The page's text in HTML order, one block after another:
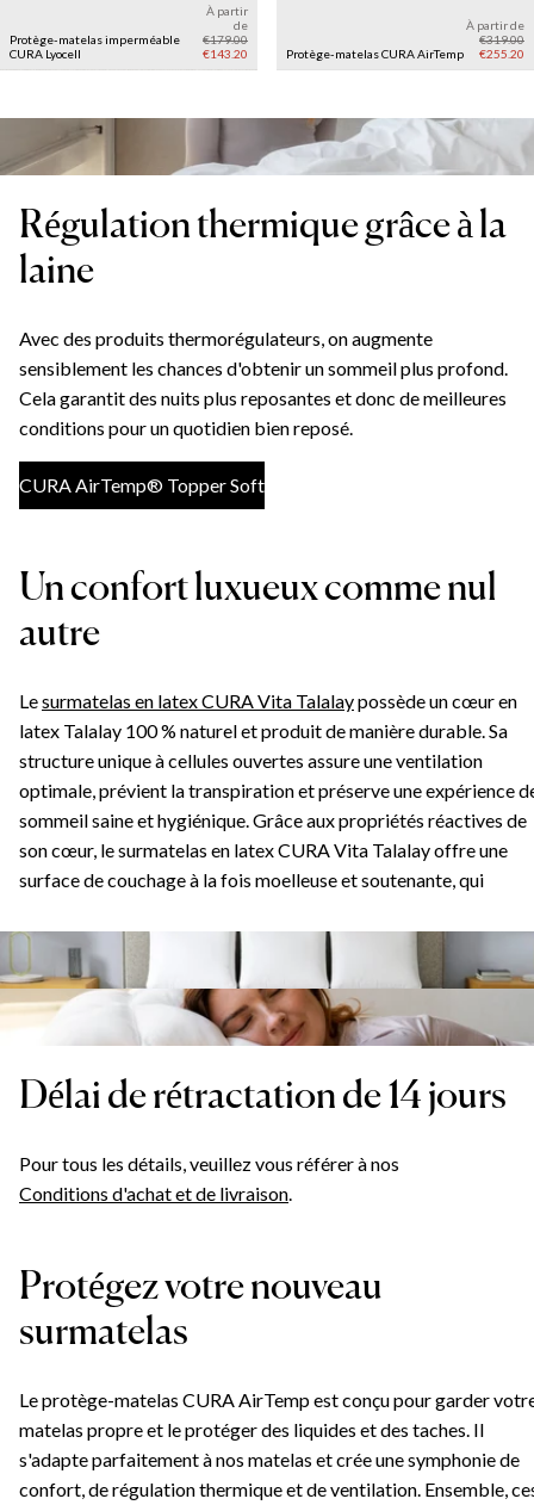
Protège-matelas imperméable
CURA Lyocell
À partir
de
€179.00
€143.20
Protège-matelas CURA AirTemp
À partir de
€319.00
€255.20
Régulation thermique grâce à la
laine
Avec des produits thermorégulateurs, on augmente
sensiblement les chances d'obtenir un sommeil plus profond.
Cela garantit des nuits plus reposantes et donc de meilleures
conditions pour un quotidien bien reposé.
CURA AirTemp® Topper Soft
Un confort luxueux comme nul
autre
Lesurmatelas en latex CURA Vita Talalaypossède un cœur en
latex Talalay 100 % naturel et produit de manière durable. Sa
structure unique à cellules ouvertes assure une ventilation
optimale, prévient la transpiration et préserve une expérience
sommeil saine et hygiénique. Grâce aux propriétés réactives de
son cœur, le surmatelas en latex CURA Vita Talalay offre une
surface de couchage à la fois moelleuse et soutenante, qui
colonne vertébrale et le soulagement des points de pression.
Découvrez l'étreinte naturelle parfaite pour votre corps –
chaque nuit !
Délai de rétractation de 14 jours
Pour tous les détails, veuillez vous référer à nos
Conditions d'achat et de livraison.
Protégez votre nouveau
surmatelas
Le protège-matelas CURA AirTemp est conçu pour garder
matelas propre et le protéger des liquides et des taches. Il
s'adapte parfaitement à nos matelas et crée une symphonie de
confort, de régulation thermique et de ventilation. Ensemble,